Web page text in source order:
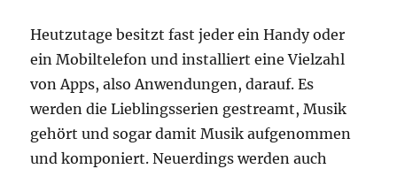
Heutzutage besitzt fast jeder ein Handy oder
ein Mobiltelefon und installiert eine Vielzahl
von Apps, also Anwendungen, darauf. Es
werden die Lieblingsserien gestreamt, Musik
gehört und sogar damit Musik aufgenommen
und komponiert. Neuerdings werden auch